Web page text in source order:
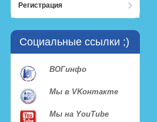
Регистрация
Социальные ссылки ;)
ВОГинфо
Мы в VKонтакте
Мы на YouTube